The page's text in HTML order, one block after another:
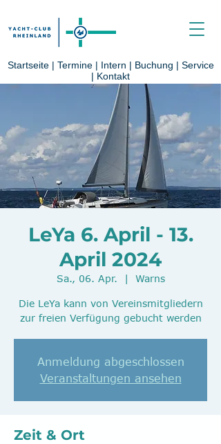
Startseite| Termine | Intern | Buchung | Service
| Kontakt
LeYa 6. April - 13.
April 2024
Sa., 06. Apr.
  |
Warns
Die LeYa kann von Vereinsmitgliedern
zur freien Verfügung gebucht werden
Anmeldung abgeschlossen
Veranstaltungen ansehen
Zeit & Ort